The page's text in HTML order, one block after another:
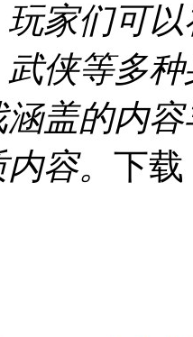
玩家们可
侠等多
盖的内
容。 下载